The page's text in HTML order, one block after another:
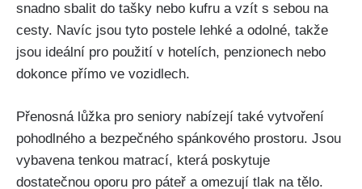
snadno sbalit do tašky nebo kufru a vzít s sebou na
cesty. Navíc jsou tyto postele lehké a odolné, takže
jsou ideální pro použití v hotelích, penzionech nebo
dokonce přímo ve vozidlech.
Přenosná lůžka pro seniory nabízejí také vytvoření
pohodlného a bezpečného spánkového prostoru. Jsou
vybavena tenkou matrací, která poskytuje
dostatečnou oporu pro páteř a omezují tlak na tělo.